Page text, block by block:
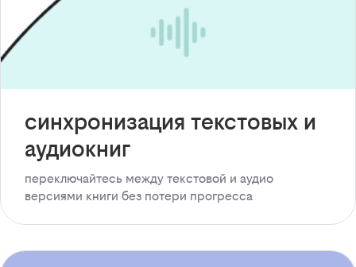
синхронизация текстовых и
аудиокниг
переключайтесь между текстовой и аудио
версиями книги без потери прогресса